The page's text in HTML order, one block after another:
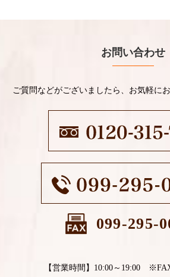
お問い合わせ
ご質問などがございましたら、お気軽に
099-295-
【営業時間】10:00～19:00